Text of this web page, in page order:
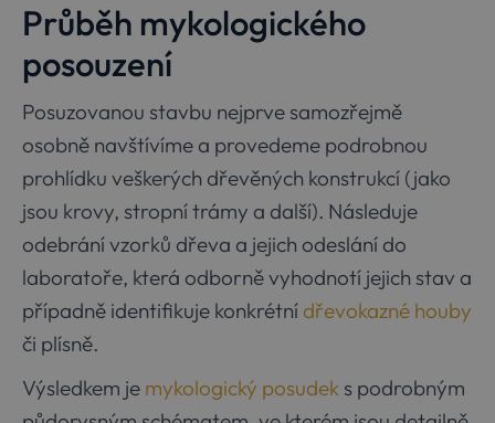
Průběh mykologického
posouzení
Posuzovanou stavbu nejprve samozřejmě
osobně navštívíme a provedeme podrobnou
prohlídku veškerých dřevěných konstrukcí (jako
jsou krovy, stropní trámy a další). Následuje
odebrání vzorků dřeva a jejich odeslání do
laboratoře, která odborně vyhodnotí jejich stav a
případně identifikuje konkrétní dřevokazné houby
či plísně.
Výsledkem je mykologický posudek s podrobným